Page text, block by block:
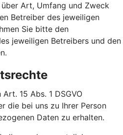
Art, Umfang und Zweck
Betreiber des jeweiligen
Sie bitte den
jeweiligen Betreibers und den
15 Abs. 1 DSGVO
die bei uns zu Ihrer Person
Daten zu erhalten.